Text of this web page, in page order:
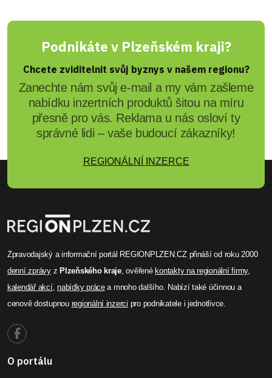
Podnikáte v Plzeňském kraji?
Chcete zviditelnit svůj byznys v našem regionu?
Zanechte nám svůj e-mail a my vám zašleme
nabídku inzertních produktů šitou na míru
přesně pro vás. Reklama u nás osloví ty
správné lidi – vaše budoucí zákazníky!
REGIONÁLNÍ INZERCE
Zpravodajský a informační portál REGIONPLZEN.CZ přináší od roku 2000
denní zprávyz Plzeňského kraje, ověřené kontakty na regionální firmy,
kalendář akcí,nabídky prácea mnoho dalšího. Nabízí také účinnou a
cenově dostupnou regionální inzerci pro podnikatele i jednotlivce.
O portálu